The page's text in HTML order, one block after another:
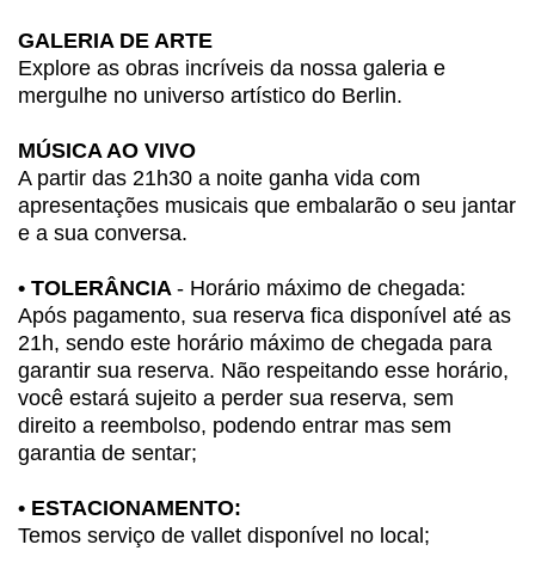
GALERIA DE ARTE
Explore as obras incríveis da nossa galeria e
mergulhe no universo artístico do Berlin.
MÚSICA AO VIVO
A partir das 21h30 a noite ganha vida com
apresentações musicais que embalarão o seu jantar
e a sua conversa.
• TOLERÂNCIA - Horário máximo de chegada:
Após pagamento, sua reserva fica disponível até as
21h, sendo este horário máximo de chegada para
garantir sua reserva. Não respeitando esse horário,
você estará sujeito a perder sua reserva, sem
direito a reembolso, podendo entrar mas sem
garantia de sentar;
• ESTACIONAMENTO:
Temos serviço de vallet disponível no local;